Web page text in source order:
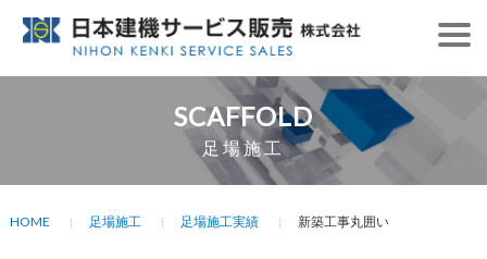
SCAFFOLD
足場施工
HOME 足場施工 足場施工実績 新築工事丸囲い